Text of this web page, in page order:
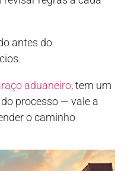
antes do
aduaneiro, tem um
processo — vale a
o caminho